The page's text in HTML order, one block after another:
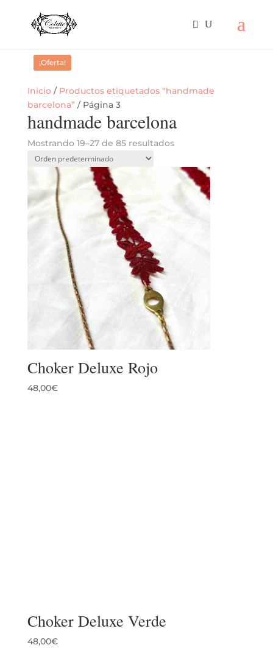
Inicio/ Productos etiquetados “handmade
barcelona” / Página 3
handmade barcelona
Mostrando 19–27 de 85 resultados
Choker Deluxe Rojo
48,00€
Choker Deluxe Verde
48,00€
¡Oferta!